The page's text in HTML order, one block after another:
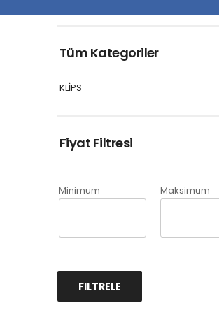
Tüm Kategoriler
KLİPS
Fiyat Filtresi
Minimum Maksimum
FILTRELE